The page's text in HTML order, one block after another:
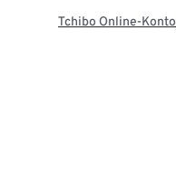
Tchibo Online-Konto